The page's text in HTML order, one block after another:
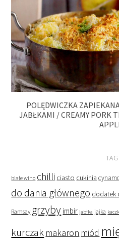
POLĘDWICZKA
JABŁKAMI / CREAMY PORK
TAGI
białe wino chilli ciasto cukinia
do dania głównego dodatek
Ramsay grzyby imbir jabłka jajka
kurczak makaron miód